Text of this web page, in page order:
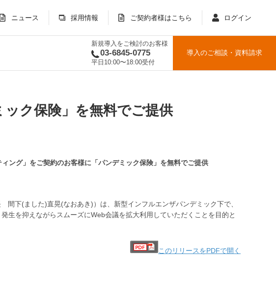
ニュース 採用情報 ご契約者様はこちら ログイン
新規導入をご検討のお客様
03-6845-0775
平日10:00〜18:00受付
導入のご相談 ・ 資料請求
ク保険」を無料でご提供
ング」をご契約のお客様に「パンデミック保険」を無料でご提供
下(ました)直晃(なおあき)）は、新型インフルエンザパンデミック下で、
生を抑えながらスムーズにWeb会議を拡大利用していただくことを目的と
このリリースをPDFで開く